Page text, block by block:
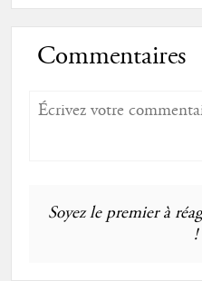
Commentaires
Soyez le premier à
!